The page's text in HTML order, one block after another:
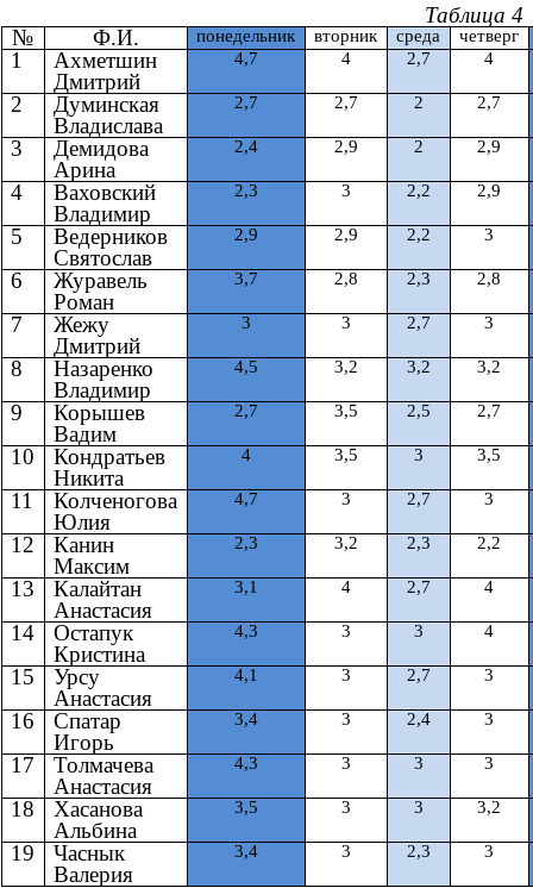
Таблица 4
№
Ф.И. понедельник вторник среда четверг
1
Ахметшин
Дмитрий
4,7 4 2,7 4
2
Думинская
Владислава
2,7 2,7 2 2,7
3
Демидова
Арина
2,4 2,9 2 2,9
4
Ваховский
Владимир
2,3 3 2,2 2,9
5
Ведерников
Святослав
2,9 2,9 2,2 3
6
Журавель
Роман
3,7 2,8 2,3 2,8
7
Жежу
Дмитрий
3 3 2,7 3
8
Назаренко
Владимир
4,5 3,2 3,2 3,2
9
Корышев
Вадим
2,7 3,5 2,5 2,7
10
Кондратьев
Никита
4 3,5 3 3,5
11
Колченогова
Юлия
4,7 3 2,7 3
12
Канин
Максим
2,3 3,2 2,3 2,2
13
Калайтан
Анастасия
3,1 4 2,7 4
14
Остапук
Кристина
4,3 3 3 4
15
Урсу
Анастасия
4,1 3 2,7 3
16
Спатар
Игорь
3,4 3 2,4 3
17
Толмачева
Анастасия
4,3 3 3 3
18
Хасанова
Альбина
3,5 3 3 3,2
19
Часнык
Валерия
3,4 3 2,3 3